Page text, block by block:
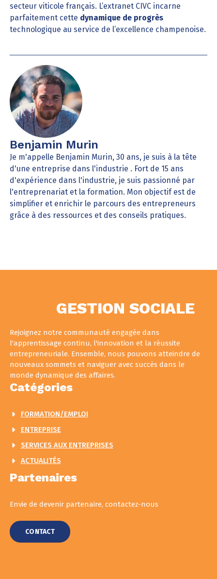
secteur viticole français. L’extranet CIVC incarne
parfaitement cette dynamique de progrès
technologique au service de l’excellence champenoise.
Benjamin Murin
Je m'appelle Benjamin Murin, 30 ans, je suis à la tête
d'une entreprise dans l'industrie . Fort de 15 ans
d'expérience dans l'industrie, je suis passionné par
l'entreprenariat et la formation. Mon objectif est de
simplifier et enrichir le parcours des entrepreneurs
grâce à des ressources et des conseils pratiques.
GESTION SOCIALE
Rejoignez notre communauté engagée dans
l'apprentissage continu, l'innovation et la réussite
entrepreneuriale. Ensemble, nous pouvons atteindre de
nouveaux sommets et naviguer avec succès dans le
monde dynamique des affaires.
Catégories
FORMATION/EMPLOI
ENTREPRISE
SERVICES AUX ENTREPRISES
ACTUALITÉS
Partenaires
Envie de devenir partenaire, contactez-nous
CONTACT